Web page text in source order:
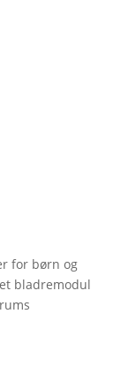
for børn og
bladremodul